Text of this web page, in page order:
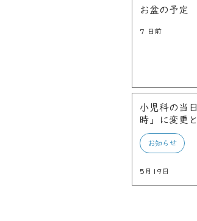
お盆の予定
7 日前
小児科の当
時」に変更
お知らせ
5月19日